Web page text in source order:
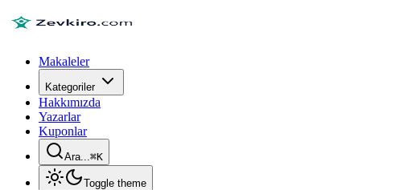
Makaleler
Kategoriler
Hakkımızda
Yazarlar
Kuponlar
Ara...⌘K
Toggle theme